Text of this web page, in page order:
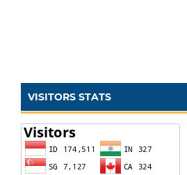
VISITORS STATS